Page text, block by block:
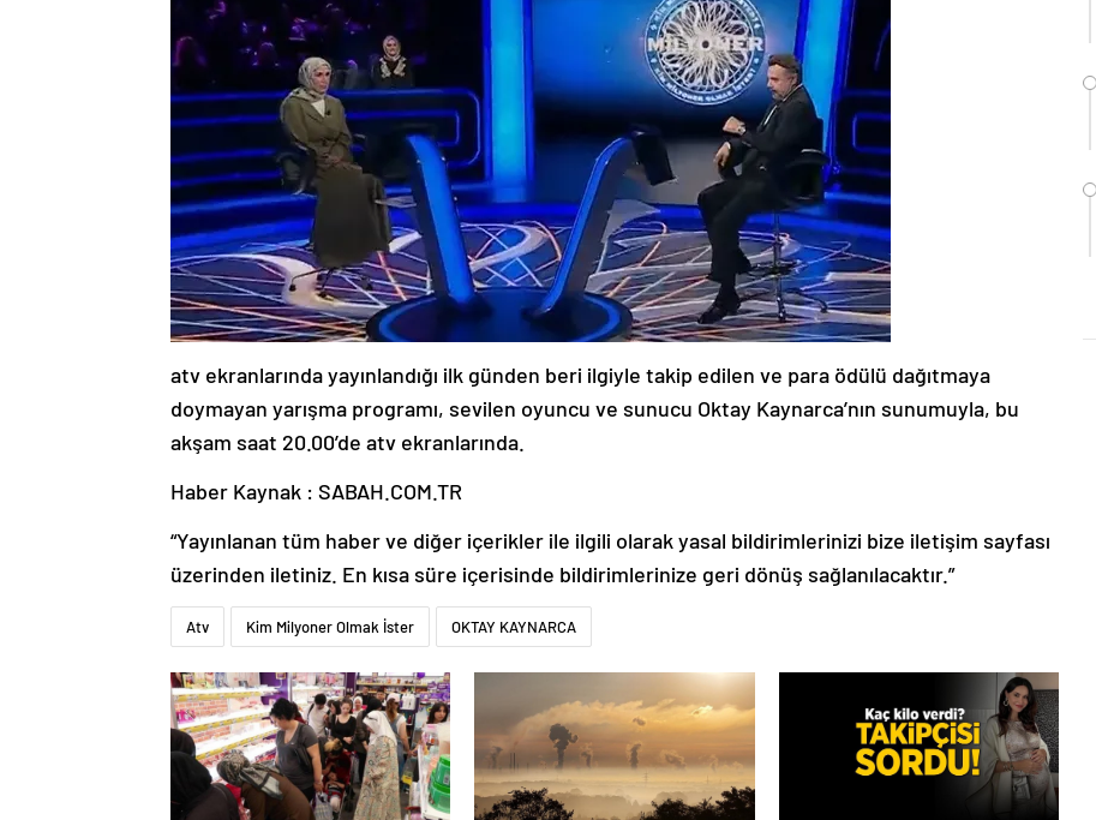
atv ekranlarında yayınlandığı ilk günden beri ilgiyle takip edilen ve para ödülü dağıtmaya
doymayan yarışma programı, sevilen oyuncu ve sunucu Oktay Kaynarca’nın sunumuyla, bu
akşam saat 20.00’de atv ekranlarında.
Haber Kaynak : SABAH.COM.TR
“Yayınlanan tüm haber ve diğer içerikler ile ilgili olarak yasal bildirimlerinizi bize iletişim sayfası
üzerinden iletiniz. En kısa süre içerisinde bildirimlerinize geri dönüş sağlanılacaktır.”
Atv Kim Milyoner Olmak İster OKTAY KAYNARCA